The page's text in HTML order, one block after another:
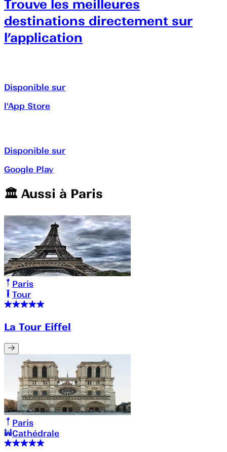
Trouve les meilleures
destinations directement sur
l’application
Disponible sur
l'App Store
Disponible sur
Google Play
🏛️️ Aussi à Paris
Paris
Tour
La Tour Eiffel
Paris
Cathédrale